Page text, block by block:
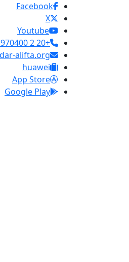
Facebook
X
Youtube
+20 2 25970400
alifta.org
huawei
App Store
Google Play